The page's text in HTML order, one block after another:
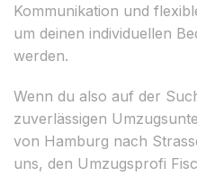
Kommunikation und
um deinen individuellen
werden.
Wenn du also auf der
zuverlässigen
von Hamburg nach
uns, den Umzugsprofi